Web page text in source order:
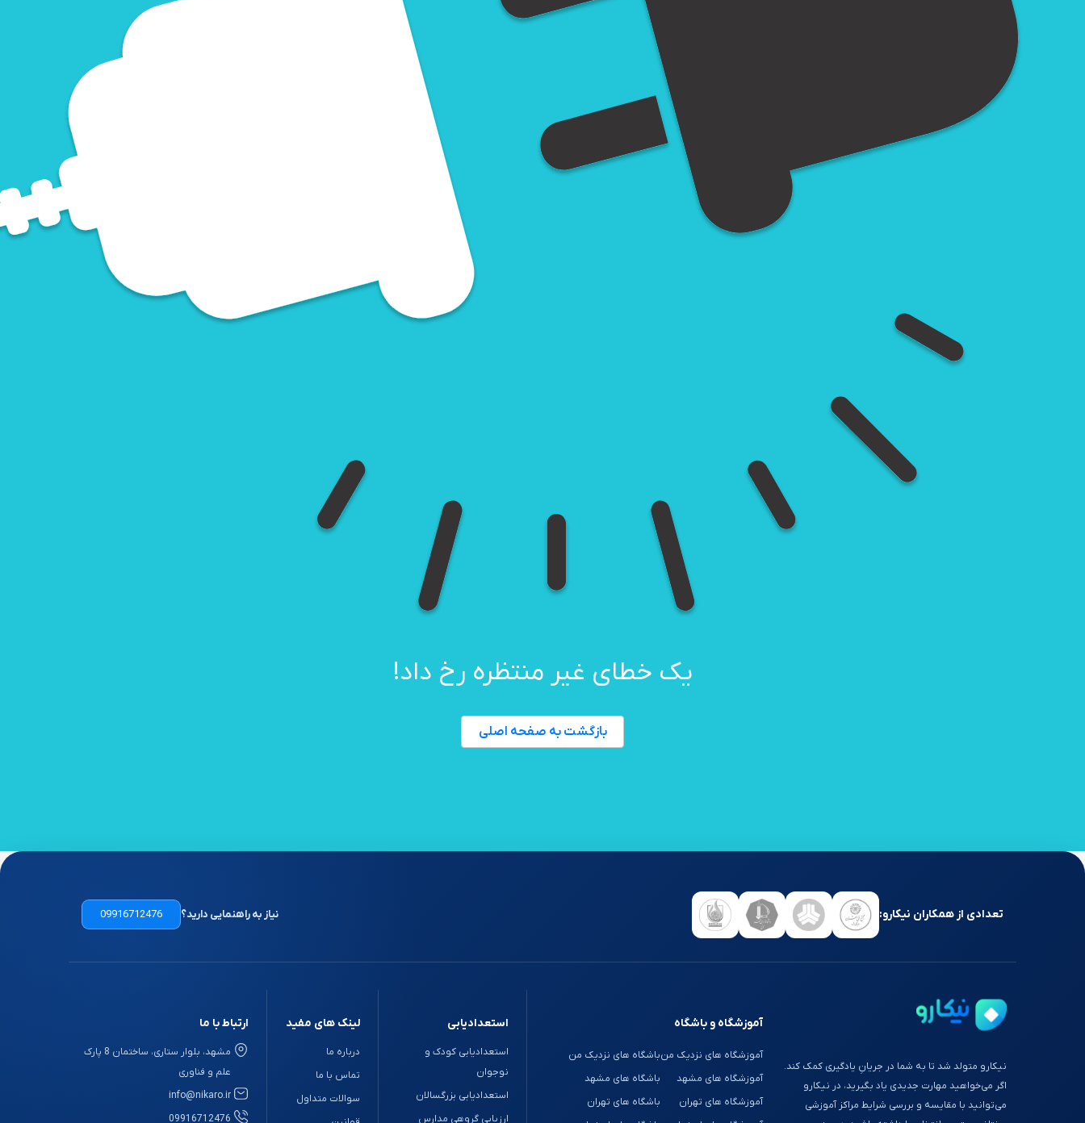
یک خطای غیر منتظره رخ داد!
بازگشت به صفحه اصلی
تعدادی از همکاران نیکارو: نیاز به راهنمایی دارید؟ 09916712476
نیکارو متولد شد تا به شما در جریانِ یادگیری کمک کند.
اگر می‌خواهید مهارت جدیدی یاد بگیرید، در نیکارو
می‌توانید با مقایسه و بررسی شرایط مراکز آموزشی
آموزشگاه و باشگاه
آموزشگاه های نزدیک من
آموزشگاه های مشهد
آموزشگاه های تهران
باشگاه های نزدیک من
باشگاه های مشهد
باشگاه های تهران
استعدادیابی
استعدادیابی کودک و
نوجوان
استعدادیابی بزرگسالان
ارزیابی گروهی مدارس
لینک های مفید
درباره ما
تماس با ما
سوالات متداول
ارتباط با ما
مشهد، بلوار ستاری، ساختمان 8 پارک
علم و فناوری
info@nikaro.ir
09916712476